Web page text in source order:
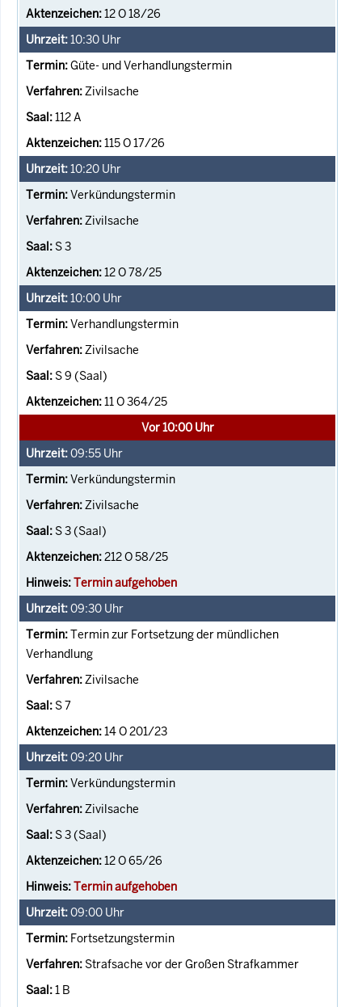
12 O 18/26
10:30 Uhr
Güte- und Verhandlungstermin
Zivilsache
112 A
115 O 17/26
10:20 Uhr
Verkündungstermin
Zivilsache
S 3
12 O 78/25
10:00 Uhr
Verhandlungstermin
Zivilsache
S 9 (Saal)
11 O 364/25
Vor 10:00 Uhr
09:55 Uhr
Verkündungstermin
Zivilsache
S 3 (Saal)
212 O 58/25
Termin aufgehoben
09:30 Uhr
Termin zur Fortsetzung der mündlichen
Verhandlung
Zivilsache
S 7
14 O 201/23
09:20 Uhr
Verkündungstermin
Zivilsache
S 3 (Saal)
12 O 65/26
Termin aufgehoben
09:00 Uhr
Fortsetzungstermin
Strafsache vor der Großen Strafkammer
1 B